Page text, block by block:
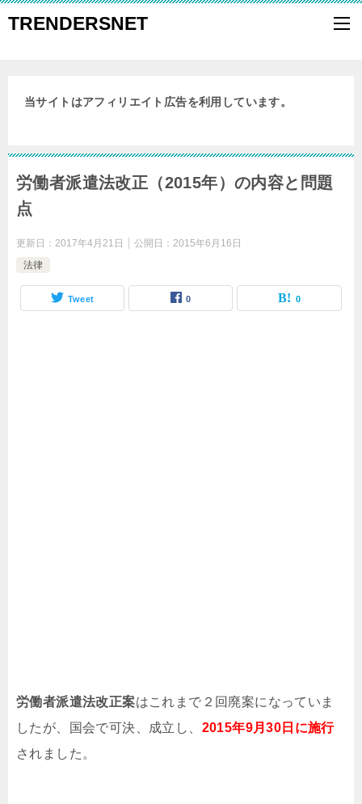
TRENDERSNET
当サイトはアフィリエイト広告を利用しています。
労働者派遣法改正（2015年）の内容と問題
点
更新日： 2017年4月21日 公開日： 2015年6月16日
法律
Tweet 0 0
労働者派遣法改正案はこれまで２回廃案になっていま
したが、国会で可決、成立し、 2015年9月30日に施行
されました。